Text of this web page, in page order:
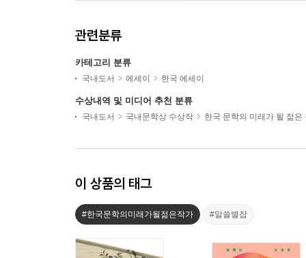
관련분류
카테고리 분류
국내도서 에세이 한국 에세이
수상내역 및 미디어 추천 분류
국내도서 국내문학상 수상작 한국 문학의 미래가 될 젊은
이 상품의 태그
#한국문학의미래가될젊은작가 #알쓸별잡